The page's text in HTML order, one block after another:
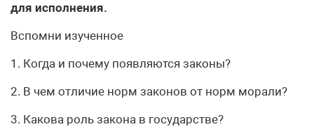
для исполнения.
Вспомни изученное
1. Когда и почему появляются законы?
2. В чем отличие норм законов от норм морали?
3. Какова роль закона в государстве?